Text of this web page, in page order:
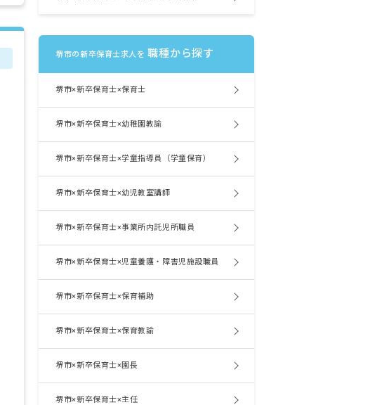
堺市の新卒保育士求人を 職種から探す
堺市×新卒保育士×保育士
堺市×新卒保育士×幼稚園教諭
堺市×新卒保育士×学童指導員（学童保育）
堺市×新卒保育士×幼児教室講師
堺市×新卒保育士×事業所内託児所職員
堺市×新卒保育士×児童養護・障害児施設職員
堺市×新卒保育士×保育補助
堺市×新卒保育士×保育教諭
堺市×新卒保育士×園長
堺市×新卒保育士×主任